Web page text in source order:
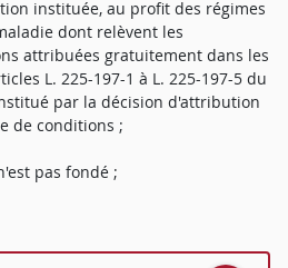
instituée, au profit des régimes
dont relèvent les
attribuées gratuitement dans les
L. 225-197-1 à L. 225-197-5 du
par la décision d'attribution
de conditions ;
pas fondé ;